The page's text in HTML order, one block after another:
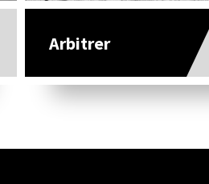
Arbitrer